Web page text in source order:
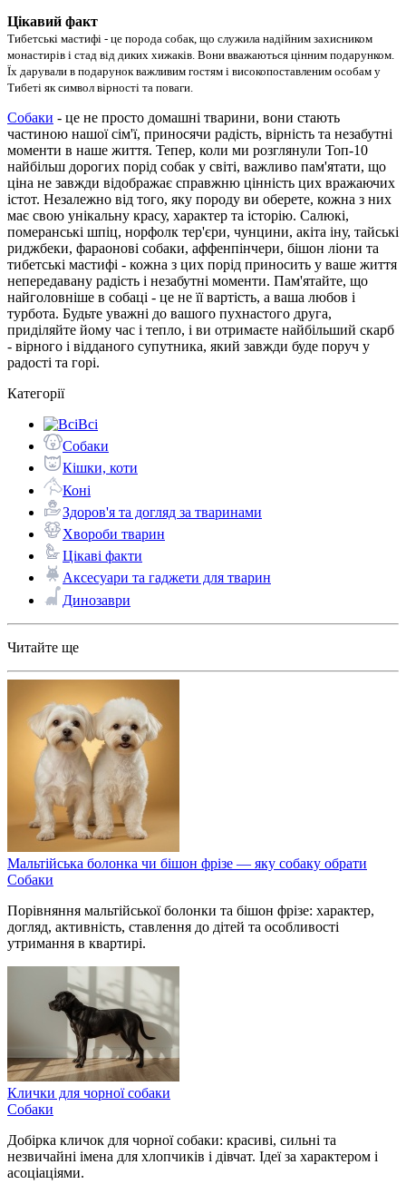
Цікавий факт
Тибетські мастифі - це порода собак, що служила надійним захисником
монастирів і стад від диких хижаків. Вони вважаються цінним подарунком.
Їх дарували в подарунок важливим гостям і високопоставленим особам у
Тибеті як символ вірності та поваги.
Собаки - це не просто домашні тварини, вони стають
частиною нашої сім'ї, приносячи радість, вірність та незабутні
моменти в наше життя. Тепер, коли ми розглянули Топ-10
найбільш дорогих порід собак у світі, важливо пам'ятати, що
ціна не завжди відображає справжню цінність цих вражаючих
істот. Незалежно від того, яку породу ви оберете, кожна з них
має свою унікальну красу, характер та історію. Салюкі,
померанські шпіц, норфолк тер'єри, чунцини, акіта іну, тайські
риджбеки, фараонові собаки, аффенпінчери, бішон ліони та
тибетські мастифі - кожна з цих порід приносить у ваше життя
непередавану радість і незабутні моменти. Пам'ятайте, що
найголовніше в собаці - це не її вартість, а ваша любов і
турбота. Будьте уважні до вашого пухнастого друга,
приділяйте йому час і тепло, і ви отримаєте найбільший скарб
- вірного і відданого супутника, який завжди буде поруч у
радості та горі.
Категорії
Всі
Собаки
Кішки, коти
Коні
Здоров'я та догляд за тваринами
Хвороби тварин
Цікаві факти
Аксесуари та гаджети для тварин
Динозаври
Читайте ще
Мальтійська болонка чи бішон фрізе — яку собаку обрати
Собаки
Порівняння мальтійської болонки та бішон фрізе: характер,
догляд, активність, ставлення до дітей та особливості
утримання в квартирі.
Клички для чорної собаки
Собаки
Добірка кличок для чорної собаки: красиві, сильні та
незвичайні імена для хлопчиків і дівчат. Ідеї за характером і
асоціаціями.